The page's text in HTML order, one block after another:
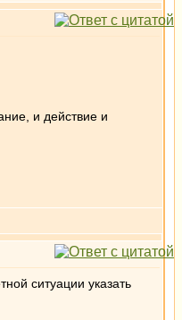
и действие и
ситуации указать